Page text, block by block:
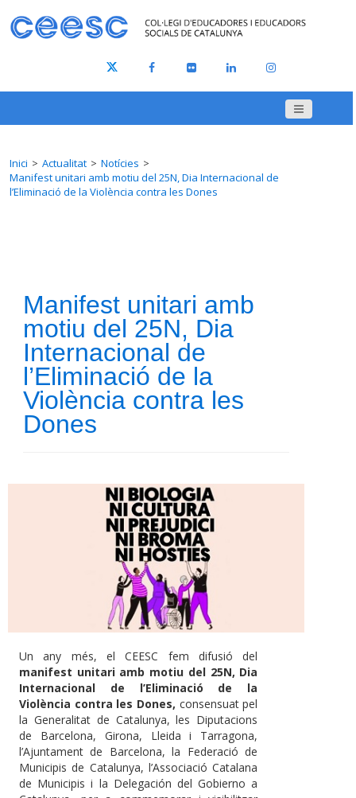
Inici Actualitat
Notícies
Manifest unitari amb motiu del 25N, Dia Internacional de
l’Eliminació de la Violència contra les Dones
Manifest unitari amb
motiu del 25N, Dia
Internacional de
l’Eliminació de la
Violència contra les
Dones
Un any més, el CEESC fem difusió del
manifest unitari amb motiu del 25N, Dia
Internacional de l’Eliminació de la
Violència contra les Dones, consensuat pel
la Generalitat de Catalunya, les Diputacions
de Barcelona, Girona, Lleida i Tarragona,
l’Ajuntament de Barcelona, la Federació de
Municipis de Catalunya, l’Associació Catalana
de Municipis i la Delegación del Gobierno a